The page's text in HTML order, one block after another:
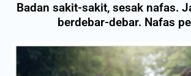
Badan sakit-sakit, sesak nafas.
berdebar-debar. Nafas